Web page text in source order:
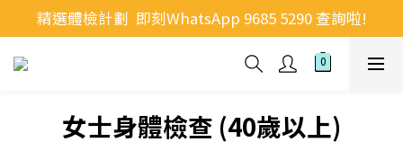
精選體檢計劃  即刻WhatsApp 9685 5290 查詢啦!
女士身體檢查 (40歲以上)